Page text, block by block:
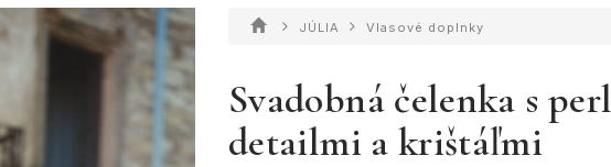
JÚLIA Vlasové doplnky
Svadobná čelenka s
detailmi a krištáľmi